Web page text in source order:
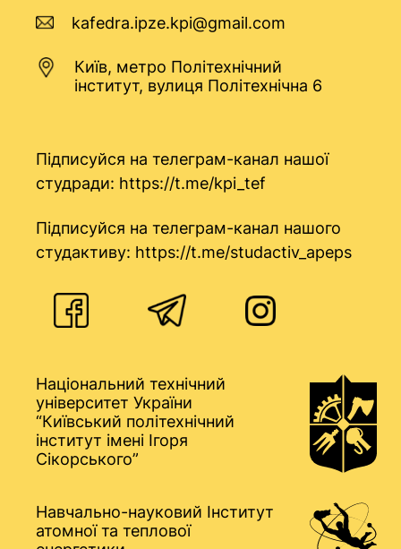
kafedra.ipze.kpi@gmail.com
Київ, метро Політехнічний
інститут, вулиця Політехнічна 6
Підписуйся на телеграм-канал нашої
студради: https://t.me/kpi_tef
Підписуйся на телеграм-канал нашого
студактиву: https://t.me/studactiv_apeps
Національний технічний
університет України
“Київський політехнічний
інститут імені Ігоря
Сікорського”
Навчально-науковий Інститут
атомної та теплової